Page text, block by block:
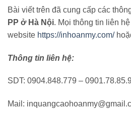
Bài viết trên đã cung cấp các
PP ở Hà Nội. Mọi thông tin liên
website https://inhoanmy.com/
Thông tin liên hệ:
SDT: 0904.848.779 –
Mail: